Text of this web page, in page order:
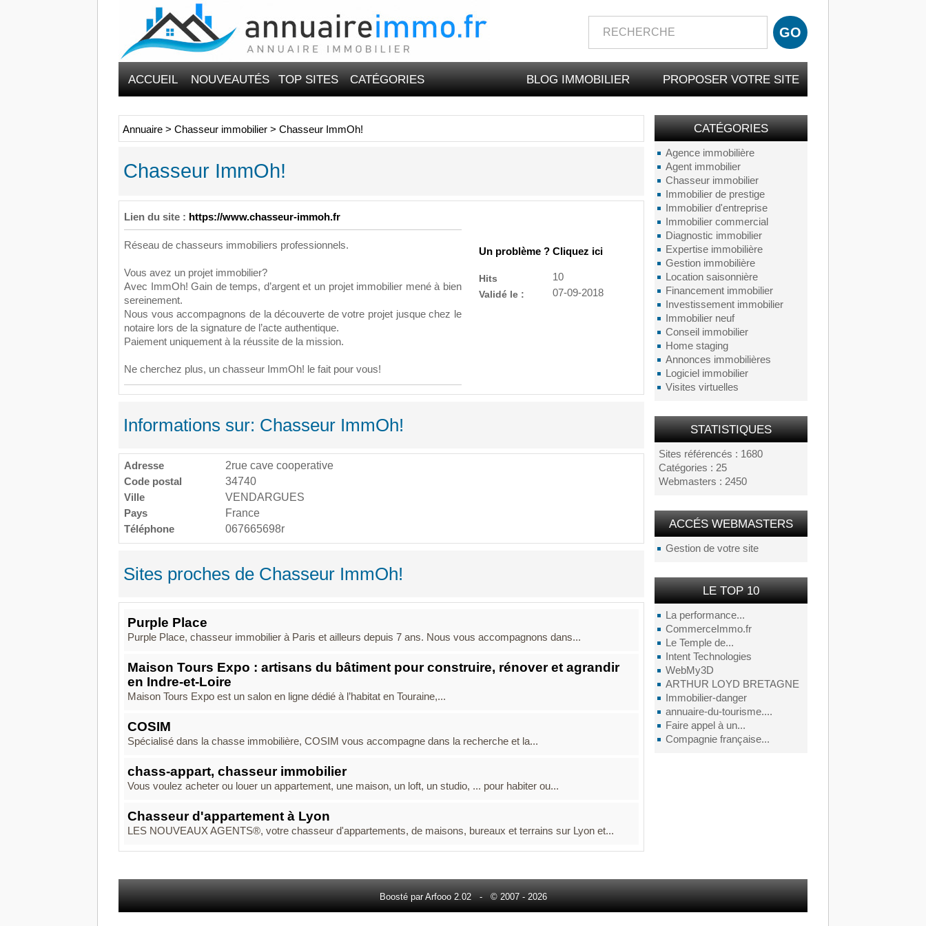
ACCUEIL NOUVEAUTÉS TOP SITES CATÉGORIES PROPOSER VOTRE SITE
BLOG IMMOBILIER
CATÉGORIES
Agence immobilière
Agent immobilier
Chasseur immobilier
Immobilier de prestige
Immobilier d'entreprise
Immobilier commercial
Diagnostic immobilier
Expertise immobilière
Gestion immobilière
Location saisonnière
Financement immobilier
Investissement immobilier
Immobilier neuf
Conseil immobilier
Home staging
Annonces immobilières
Logiciel immobilier
Visites virtuelles
STATISTIQUES
Sites référencés : 1680
Catégories : 25
Webmasters : 2450
ACCÉS WEBMASTERS
Gestion de votre site
LE TOP 10
La performance...
CommerceImmo.fr
Le Temple de...
Intent Technologies
WebMy3D
ARTHUR LOYD BRETAGNE
Immobilier-danger
annuaire-du-tourisme....
Faire appel à un...
Compagnie française...
Annuaire > Chasseur immobilier > Chasseur ImmOh!
Chasseur ImmOh!
Lien du site : https://www.chasseur-immoh.fr
Réseau de chasseurs immobiliers professionnels.
Vous avez un projet immobilier?
Avec ImmOh! Gain de temps, d’argent et un projet immobilier mené à bien
sereinement.
Nous vous accompagnons de la découverte de votre projet jusque chez le
notaire lors de la signature de l’acte authentique.
Paiement uniquement à la réussite de la mission.
Ne cherchez plus, un chasseur ImmOh! le fait pour vous!
Un problème ? Cliquez ici
Hits
10
Validé le :
07-09-2018
Informations sur: Chasseur ImmOh!
Adresse
2rue cave cooperative
Code postal
34740
Ville
VENDARGUES
Pays
France
Téléphone
067665698r
Sites proches de Chasseur ImmOh!
Purple Place
Purple Place, chasseur immobilier à Paris et ailleurs depuis 7 ans. Nous vous accompagnons dans...
Maison Tours Expo : artisans du bâtiment pour construire, rénover et agrandir
en Indre-et-Loire
Maison Tours Expo est un salon en ligne dédié à l’habitat en Touraine,...
COSIM
Spécialisé dans la chasse immobilière, COSIM vous accompagne dans la recherche et la...
chass-appart, chasseur immobilier
Vous voulez acheter ou louer un appartement, une maison, un loft, un studio, ... pour habiter ou...
Chasseur d'appartement à Lyon
LES NOUVEAUX AGENTS®, votre chasseur d'appartements, de maisons, bureaux et terrains sur Lyon et...
Boosté par Arfooo 2.02 - © 2007 - 2026